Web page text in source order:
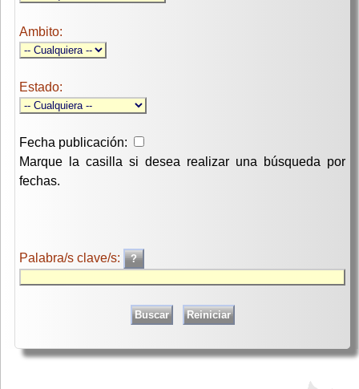
Ambito:
Estado:
Fecha publicación:
Marque la casilla si desea realizar una búsqueda por
fechas.
Palabra/s clave/s: